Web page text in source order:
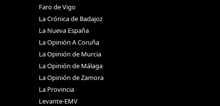
Faro de Vigo
La Crónica de Badajoz
La Nueva España
La Opinión A Coruña
La Opinión de Murcia
La Opinión de Málaga
La Opinión de Zamora
La Provincia
Levante-EMV